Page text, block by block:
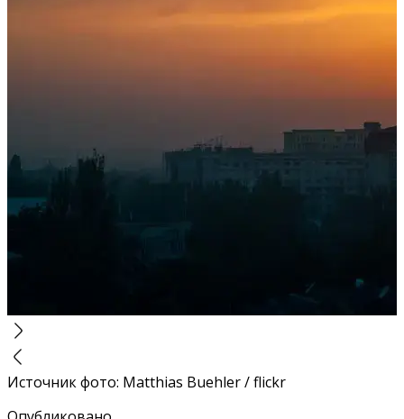
Источник фото: Matthias Buehler / flickr